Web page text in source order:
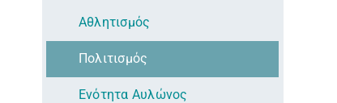
Αθλητισμός
Πολιτισμός
Ενότητα Αυλώνος